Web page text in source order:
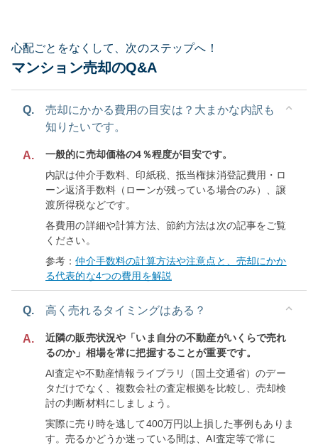
心配ごとをなくして、次のステップへ！
マンション売却のQ&A
Q.
売却にかかる費用の目安は？大まかな内訳も
知りたいです。
A.
一般的に売却価格の4％程度が目安です。
内訳は仲介手数料、印紙税、抵当権抹消登記費用・ロ
ーン返済手数料（ローンが残っている場合のみ）、譲
渡所得税などです。
各費用の詳細や計算方法、節約方法は次の記事をご覧
ください。
参考：仲介手数料の計算方法や注意点と、売却にかか
る代表的な4つの費用を解説
Q. 高く売れるタイミングはある？
A.
近隣の販売状況や「いま自分の不動産がいくらで売れ
るのか」相場を常に把握することが重要です。
AI査定や不動産情報ライブラリ（国土交通省）のデー
タだけでなく、複数会社の査定根拠を比較し、売却検
討の判断材料にしましょう。
実際に売り時を逃して400万円以上損した事例もありま
す。売るかどうか迷っている間は、AI査定等で常に